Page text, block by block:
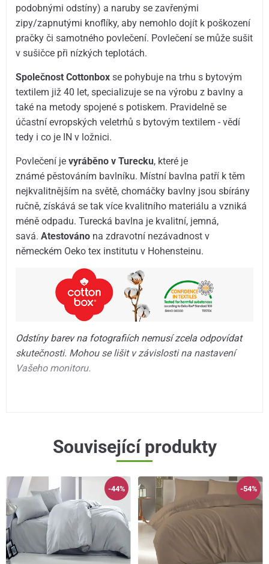
podobnými odstíny) a naruby se zavřenými
zipy/zapnutými knoflíky, aby nemohlo dojít k poškození
pračky či samotného povlečení. Povlečení se může sušit
v sušičce při nízkých teplotách.
Společnost Cottonbox se pohybuje na trhu s bytovým
textilem již 40 let, specializuje se na výrobu z bavlny a
také na metody spojené s potiskem. Pravidelně se
účastní evropských veletrhů s bytovým textilem - vědí
tedy i co je IN v ložnici.
Povlečení jevyráběno v Turecku, které je
známé pěstováním bavlníku. Místní bavlna patří k těm
nejkvalitnějším na světě, chomáčky bavlny jsou sbírány
ručně, získává se tak více kvalitního materiálu a vzniká
méně odpadu. Turecká bavlna je kvalitní, jemná,
savá.Atestováno na zdravotní nezávadnost v
německém Oeko tex institutu v Hohensteinu.
Odstíny barev na fotografiích nemusí zcela odpovídat
skutečnosti. Mohou se lišit v závislosti na nastavení
Vašeho monitoru.
Související produkty
-44% -54%